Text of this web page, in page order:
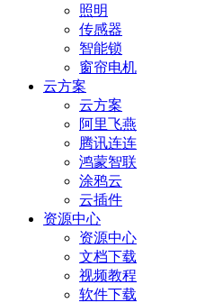
照明
传感器
智能锁
窗帘电机
云方案
云方案
阿里飞燕
腾讯连连
鸿蒙智联
涂鸦云
云插件
资源中心
资源中心
文档下载
视频教程
软件下载